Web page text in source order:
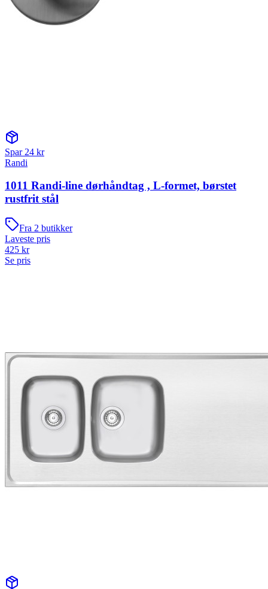
Spar 24 kr
Randi
1011 Randi-line dørhåndtag , L-formet, børstet
rustfrit stål
Fra 2 butikker
Laveste pris
425 kr
Se pris